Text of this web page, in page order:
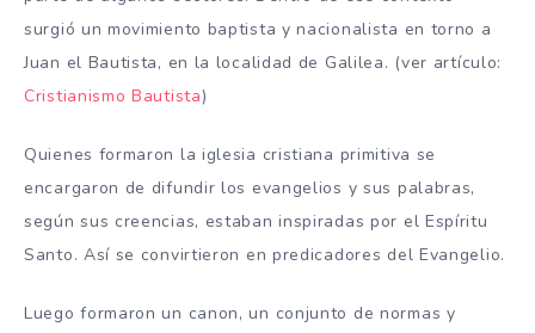
surgió un movimiento baptista y nacionalista en torno a
Juan el Bautista, en la localidad de Galilea. (ver artículo:
Cristianismo Bautista)
Quienes formaron la iglesia cristiana primitiva se
encargaron de difundir los evangelios y sus palabras,
según sus creencias, estaban inspiradas por el Espíritu
Santo. Así se convirtieron en predicadores del Evangelio.
Luego formaron un canon, un conjunto de normas y